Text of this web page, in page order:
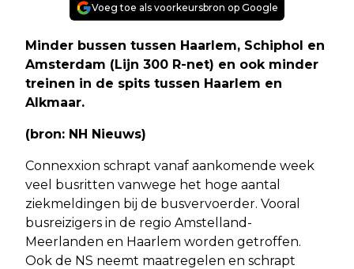
Voeg toe als voorkeursbron op Google
Minder bussen tussen Haarlem, Schiphol en
Amsterdam (Lijn 300 R-net) en ook minder
treinen in de spits tussen Haarlem en
Alkmaar.
(bron: NH Nieuws)
Connexxion schrapt vanaf aankomende week
veel busritten vanwege het hoge aantal
ziekmeldingen bij de busvervoerder. Vooral
busreizigers in de regio Amstelland-
Meerlanden en Haarlem worden getroffen.
Ook de NS neemt maatregelen en schrapt